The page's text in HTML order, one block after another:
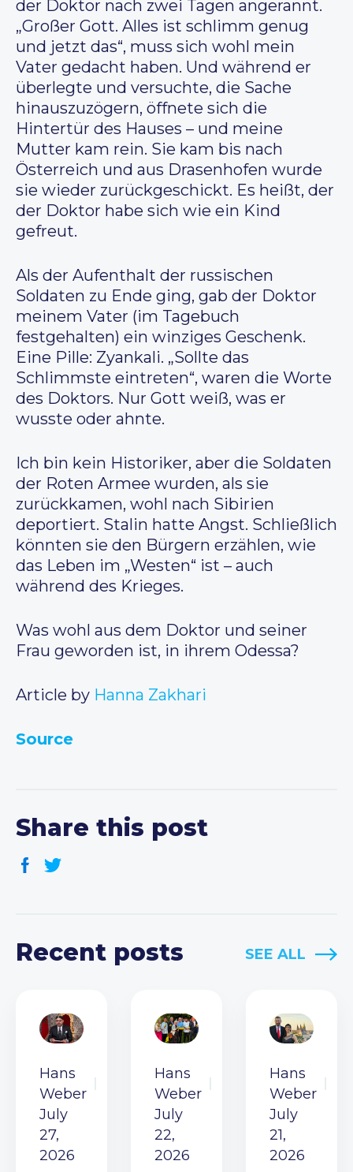
der Doktor nach zwei Tagen angerannt.
„Großer Gott. Alles ist schlimm genug
und jetzt das“, muss sich wohl mein
Vater gedacht haben. Und während er
überlegte und versuchte, die Sache
hinauszuzögern, öffnete sich die
Hintertür des Hauses – und meine
Mutter kam rein. Sie kam bis nach
Österreich und aus Drasenhofen wurde
sie wieder zurückgeschickt. Es heißt, der
der Doktor habe sich wie ein Kind
gefreut.
Als der Aufenthalt der russischen
Soldaten zu Ende ging, gab der Doktor
meinem Vater (im Tagebuch
festgehalten) ein winziges Geschenk.
Eine Pille: Zyankali. „Sollte das
Schlimmste eintreten“, waren die Worte
des Doktors. Nur Gott weiß, was er
wusste oder ahnte.
Ich bin kein Historiker, aber die Soldaten
der Roten Armee wurden, als sie
zurückkamen, wohl nach Sibirien
deportiert. Stalin hatte Angst. Schließlich
könnten sie den Bürgern erzählen, wie
das Leben im „Westen“ ist – auch
während des Krieges.
Was wohl aus dem Doktor und seiner
Frau geworden ist, in ihrem Odessa?
Article by Hanna Zakhari
Source
Share this post
Recent posts SEE ALL
Hans
Weber
July
27,
2026
Hans
Weber
July
22,
2026
Hans
Weber
July
21,
2026